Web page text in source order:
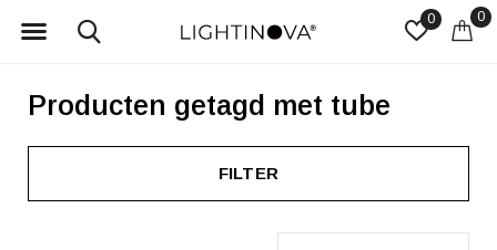
0 0
Producten getagd met tube
FILTER